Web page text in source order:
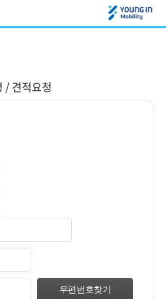
/ 견적요청